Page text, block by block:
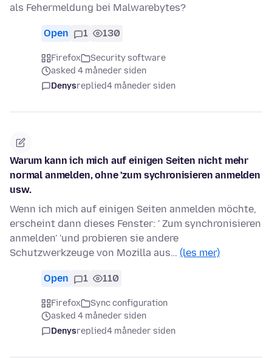
als Fehermeldung bei Malwarebytes?
Open 1 130
Firefox
Security software
asked 4 måneder siden
Denysreplied4 måneder siden
Warum kann ich mich auf einigen Seiten nicht mehr
normal anmelden, ohne 'zum sychronisieren anmelden
usw.
Wenn ich mich auf einigen Seiten anmelden möchte,
erscheint dann dieses Fenster: ' Zum synchronisieren
anmelden' 'und probieren sie andere
Schutzwerkzeuge von Mozilla aus… (les mer)
Open 1 110
Firefox
Sync configuration
asked 4 måneder siden
Denysreplied4 måneder siden